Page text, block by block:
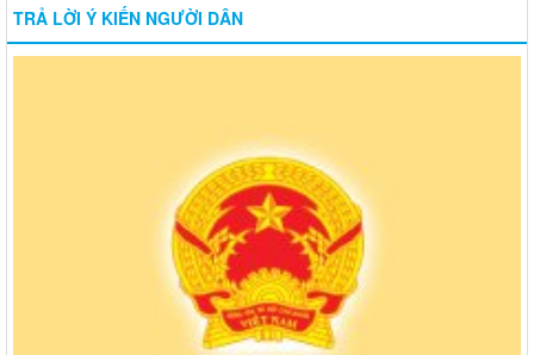
TRẢ LỜI Ý KIẾN NGƯỜI DÂN